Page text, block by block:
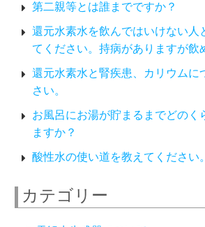
第二親等とは誰までですか？
還元水素水を飲んではいけない人
てください。持病がありますが飲
還元水素水と腎疾患、カリウムに
さい。
お風呂にお湯が貯まるまでどのく
ますか？
酸性水の使い道を教えてください。
カテゴリー